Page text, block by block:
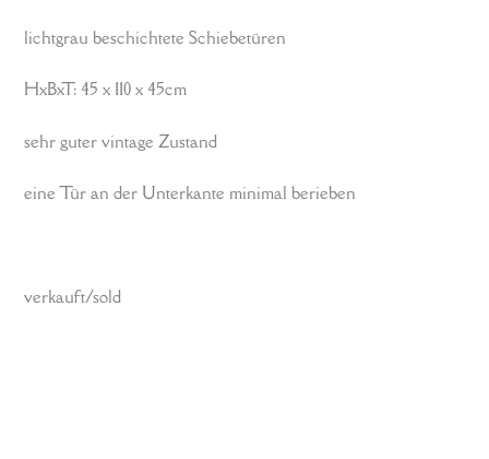
lichtgrau beschichtete Schiebetüren
HxBxT: 45 x 110 x 45cm
sehr guter vintage Zustand
eine Tür an der Unterkante minimal berieben
verkauft/sold